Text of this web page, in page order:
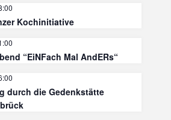
Kochinitiative
“EiNFach Mal AndERs“
durch die Gedenkstätte